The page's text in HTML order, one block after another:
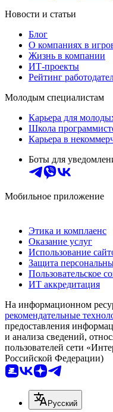
Новости и статьи
Блог
О компаниях в
Жизнь в компании
ИТ-проекты
Рейтинг
Молодым специалистам
Карьера для
Школа
Карьера в
Боты для
Мобильное приложение
Этика и комплаенс
Оказание услуг
Использование
Защита
Пользовательское
ИТ аккредитация
На информационном
рекомендательные
предоставления
и анализа сведений,
пользователей сети
Российской Федерации)
Русский